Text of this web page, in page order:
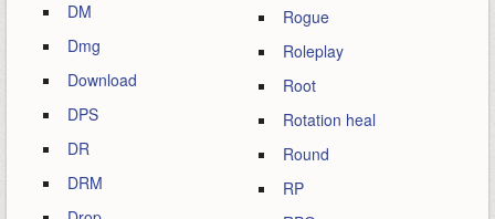
DM
Dmg
Download
DPS
DR
DRM
Rogue
Roleplay
Root
Rotation heal
Round
RP